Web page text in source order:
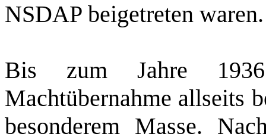
NSDAP beigetreten waren.
Bis zum Jahre
Machtübernahme allseits
besonderem Masse.